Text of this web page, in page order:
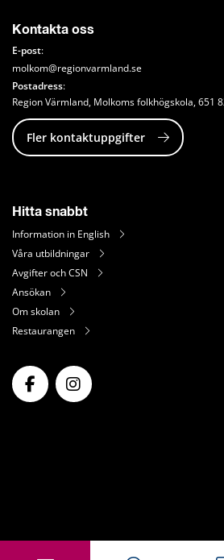
Kontakta oss
E-post:
molkom@regionvarmland.se
Postadress:
Region Värmland, Molkoms folkhögskola, 651
Fler kontaktuppgifter
Hitta snabbt
Information in English
Våra utbildningar
Avgifter och CSN
Ansökan
Om skolan
Restaurangen